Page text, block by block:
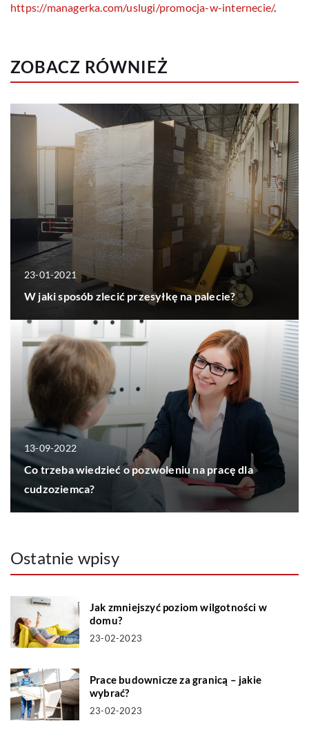
https://managerka.com/uslugi/promocja-w-internecie/.
ZOBACZ RÓWNIEŻ
23-01-2021
W jaki sposób zlecić przesyłkę na palecie?
13-09-2022
Co trzeba wiedzieć o pozwoleniu na pracę dla
cudzoziemca?
Ostatnie wpisy
Jak zmniejszyć poziom wilgotności w
domu?
23-02-2023
Prace budownicze za granicą – jakie
wybrać?
23-02-2023